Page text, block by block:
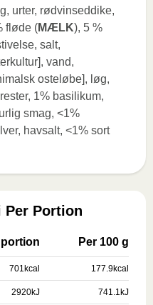
urter, rødvinseddike,
fløde (MÆLK), 5 %
salt,
vand,
osteløbe], løg,
1% basilikum,
smag, <1%
havsalt, <1% sort
Portion
portion Per 100 g
701kcal 177.9kcal
2920kJ 741.1kJ